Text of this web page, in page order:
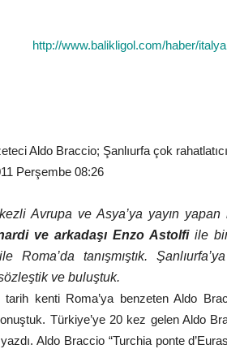
http://www.balikligol.com/haber/
Aldo Braccio; Şanlıurfa çok
Perşembe 08:26
Avrupa ve Asya’ya yayın yapan
ve arkadaşı Enzo Astolfiile
Roma’da tanışmıştık.
ve buluştuk.
tarih kenti Roma’ya benzeten Aldo
Türkiye’ye 20 kez gelen Aldo
Aldo Braccio “Turchia ponte